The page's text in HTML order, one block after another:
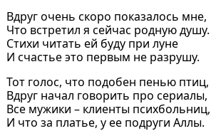
Вдруг очень скоро показалось мне,
Что встретил я сейчас родную душу.
Стихи читать ей буду при луне
И счастье это первым не разрушу.
Тот голос, что подобен пенью птиц,
Вдруг начал говорить про сериалы,
Все мужики – клиенты психбольниц,
И что за платье, у ее подруги Аллы.